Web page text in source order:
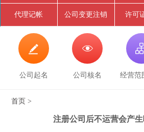
代理记帐 公司变更注销 许可

公司起名

公司核名 经营范
首页 >
注册公司后不运营会产生